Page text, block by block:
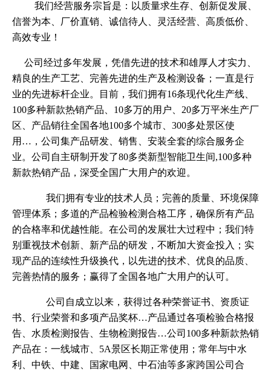
我们经营服务宗旨是：以质量求生存、创新促发展、
信誉为本、厂价直销、诚信待人、灵活经营、高质低价、
高效专业！
公司经过多年发展，凭借先进的技术和雄厚人才实力、
精良的生产工艺、完善先进的生产及检测设备；一直是行
业的先进标杆企业。目前，我们拥有16条现代化生产线、
100多种新款热销产品、10多万的用户、20多万平米生产厂
区、产品销往全国各地100多个城市、300多处景区使
用…，公司集产品研发、销售、安装全套的综合服务企
业。公司自主研制开发了80多类新型智能卫生间,100多种
新款热销产品，深受全国广大用户的欢迎。
我们拥有专业的技术人员；完善的质量、环境保障
管理体系；多道的产品检验检测合格工序，确保所有产品
的合格率和优越性能。在公司的发展壮大过程中；我们特
别重视技术创新、新产品的研发，不断加大资金投入；实
现产品的连续性升级换代，以先进的技术、优良的品质、
完善热情的服务；赢得了全国各地广大用户的认可。
公司自成立以来，获得过各种荣誉证书、资质证
书、行业荣誉和多项产品奖杯…产品通过各项检验合格报
告、水质检测报告、生物检测报告…公司100多种新款热销
产品在：一线城市、5A景区长期正常使用；常年与中水
利、中铁、中建、国家电网、中石油等多家跨国公司合